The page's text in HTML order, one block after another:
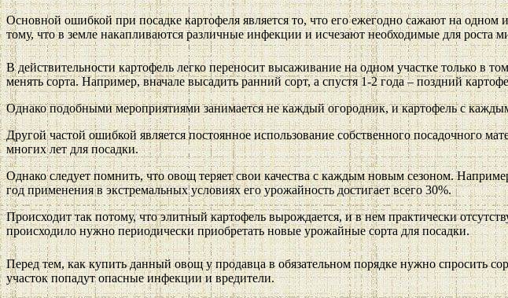
Основной ошибкой при посадке картофеля является то, что его ежегодно сажают на
тому, что в земле накапливаются различные инфекции и исчезают необходимые для роста
В действительности картофель легко переносит высаживание на одном участке только в
менять сорта. Например, вначале высадить ранний сорт, а спустя 1-2 года – поздний
Однако подобными мероприятиями занимается не каждый огородник, и картофель с
Другой частой ошибкой является постоянное использование собственного посадочного
многих лет для посадки.
Однако следует помнить, что овощ теряет свои качества с каждым новым сезоном.
год применения в экстремальных условиях его урожайность достигает всего 30%.
Происходит так потому, что элитный картофель вырождается, и в нем практически
происходило нужно периодически приобретать новые урожайные сорта для посадки.
Перед тем, как купить данный овощ у продавца в обязательном порядке нужно спросить
участок попадут опасные инфекции и вредители.